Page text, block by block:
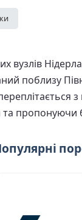
поблизу
пропонуючи